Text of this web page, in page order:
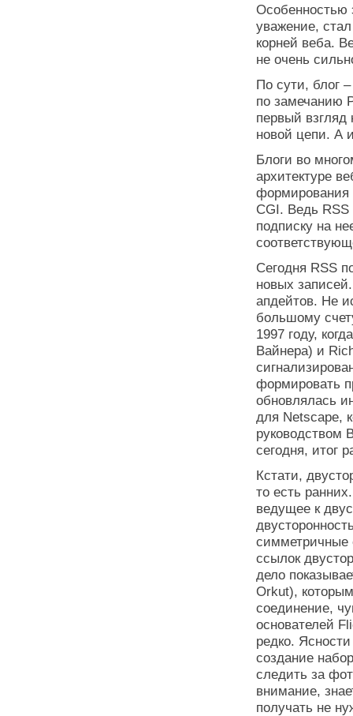
Особенностью
уважение,
корней веба.
не очень
По сути, блог
по замечанию
первый
новой цепи. А
Блоги во
архитектуре
формирования
CGI. Ведь RSS
подписку на
Сегодня RSS
новых
апдейтов. Не
большому
1997 году,
Вайнера) и
формировать
обновлялась
для Netscape,
руководством
сегодня, итог
Кстати,
то есть
ведущее к
симметричные
ссылок
дело
Orkut),
соединение,
основателей
редко.
создание
следить за
внимание,
получать не